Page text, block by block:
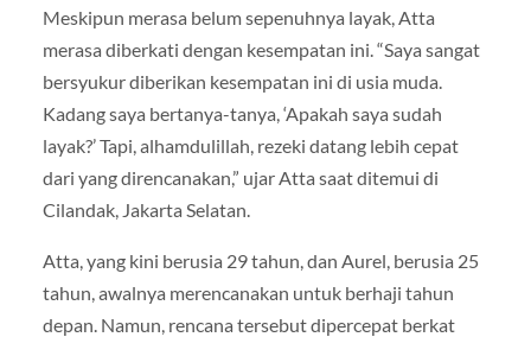
Meskipun merasa belum sepenuhnya layak, Atta
merasa diberkati dengan kesempatan ini. “Saya sangat
bersyukur diberikan kesempatan ini di usia muda.
Kadang saya bertanya-tanya, ‘Apakah saya sudah
layak?’ Tapi, alhamdulillah, rezeki datang lebih cepat
dari yang direncanakan,” ujar Atta saat ditemui di
Cilandak, Jakarta Selatan.
Atta, yang kini berusia 29 tahun, dan Aurel, berusia 25
tahun, awalnya merencanakan untuk berhaji tahun
depan. Namun, rencana tersebut dipercepat berkat